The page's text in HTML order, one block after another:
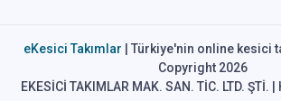
eKesici Takımlar | Türkiye'nin online kesici
Copyright 2026
EKESİCİ TAKIMLAR MAK. SAN. TİC. LTD. ŞTİ. |